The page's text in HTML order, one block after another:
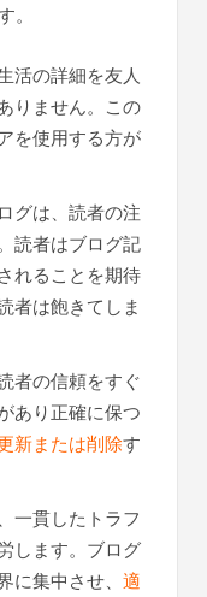
活の詳細を友人
りません。この
を使用する方が
グは、読者の注
読者はブログ記
れることを期待
者は飽きてしま
者の信頼をすぐ
あり正確に保つ
新または削除す
一貫したトラフ
します。ブログ
に集中させ、 適